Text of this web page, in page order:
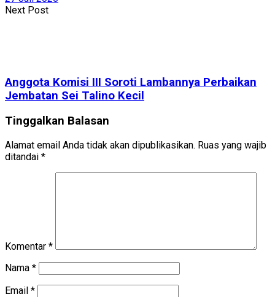
Next Post
Anggota Komisi III Soroti Lambannya Perbaikan
Jembatan Sei Talino Kecil
Tinggalkan Balasan
Alamat email Anda tidak akan dipublikasikan. Ruas yang wajib
ditandai *
Komentar *
Nama *
Email *